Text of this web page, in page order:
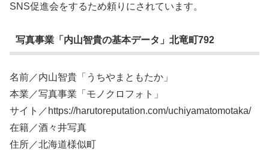
SNS促進会をするため頼りにされています。
写真事業「内山智貴の基本データ」北竜町792
名前／内山智貴「うちやまともたか」
本業／写真事業「モノクロフォト」
サイト／https://harutoreputation.com/uchiyamatomotaka/
在籍／酒々井写真
住所／北海道様似町